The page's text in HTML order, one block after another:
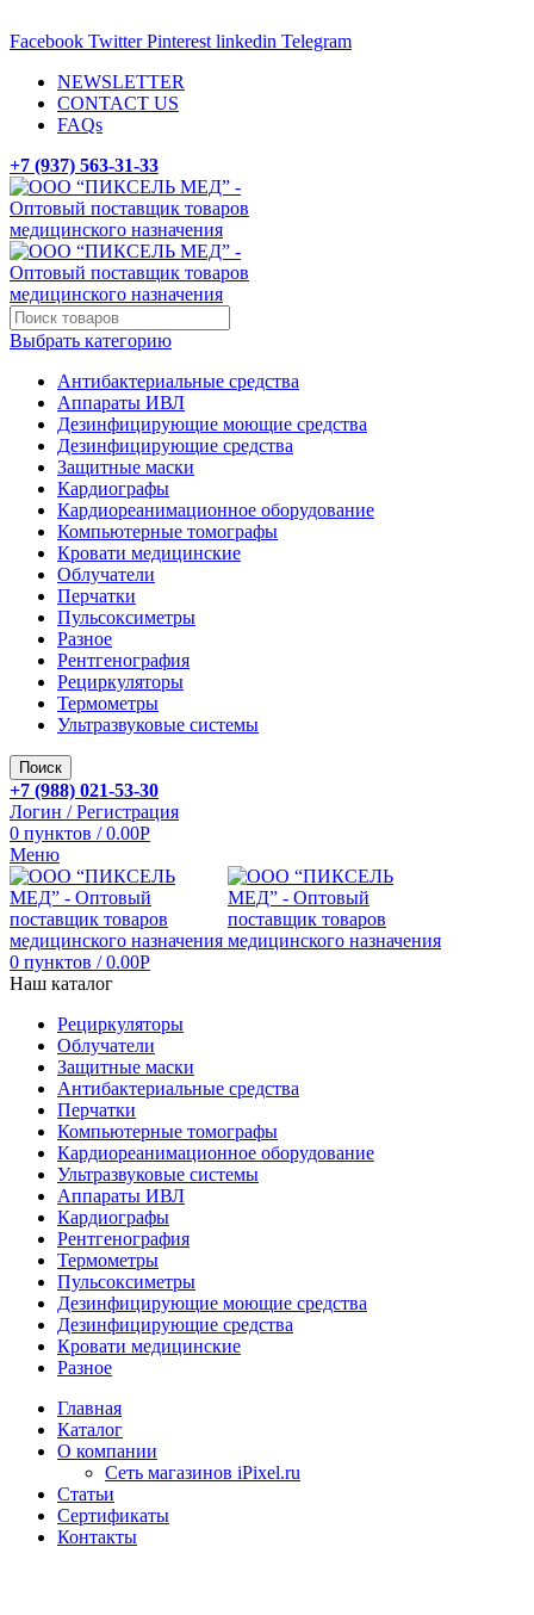
Facebook Twitter Pinterest linkedin Telegram
NEWSLETTER
CONTACT US
FAQs
+7 (937) 563-31-33
Выбрать категорию
Антибактериальные средства
Аппараты ИВЛ
Дезинфицирующие моющие средства
Дезинфицирующие средства
Защитные маски
Кардиографы
Кардиореанимационное оборудование
Компьютерные томографы
Кровати медицинские
Облучатели
Перчатки
Пульсоксиметры
Разное
Рентгенография
Рециркуляторы
Термометры
Ультразвуковые системы
Поиск
+7 (988) 021-53-30
Логин / Регистрация
0 пунктов / 0.00Р
Меню
0 пунктов / 0.00Р
Наш каталог
Рециркуляторы
Облучатели
Защитные маски
Антибактериальные средства
Перчатки
Компьютерные томографы
Кардиореанимационное оборудование
Ультразвуковые системы
Аппараты ИВЛ
Кардиографы
Рентгенография
Термометры
Пульсоксиметры
Дезинфицирующие моющие средства
Дезинфицирующие средства
Кровати медицинские
Разное
Главная
Каталог
О компании
Сеть магазинов iPixel.ru
Статьи
Сертификаты
Контакты